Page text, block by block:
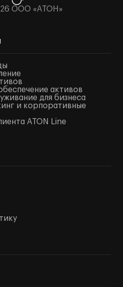
ООО «АТОН»
активов
для бизнеса
и корпоративные
ATON Line